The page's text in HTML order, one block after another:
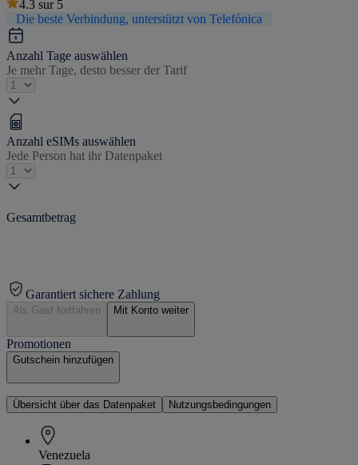
4.3 sur 5
Die beste Verbindung, unterstützt von Telefónica
Anzahl Tage auswählen
Je mehr Tage, desto besser der Tarif
Anzahl eSIMs auswählen
Jede Person hat ihr Datenpaket
Gesamtbetrag
Garantiert sichere Zahlung
Als Gast fortfahren Mit Konto weiter
Promotionen
Gutschein hinzufügen
Übersicht über das Datenpaket Nutzungsbedingungen
Venezuela